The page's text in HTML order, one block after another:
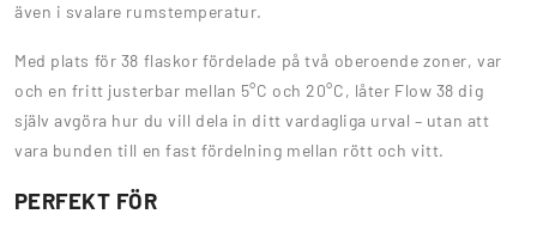
även i svalare rumstemperatur.
Med plats för 38 flaskor fördelade på två oberoende zoner, var
och en fritt justerbar mellan 5°C och 20°C, låter Flow 38 dig
själv avgöra hur du vill dela in ditt vardagliga urval – utan att
vara bunden till en fast fördelning mellan rött och vitt.
PERFEKT FÖR